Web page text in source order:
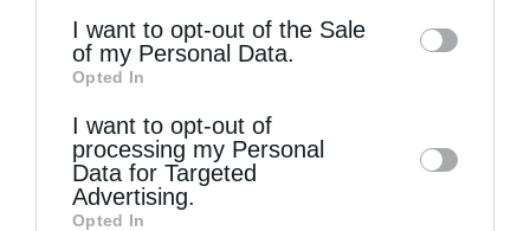
information may also be disclosed by us to
third parties on theIAB’s List of
Downstream Participants
disclose it to other third parties.
I want to opt-out of the Sale
of my Personal Data.
Opted In
I want to opt-out of
processing my Personal
Data for Targeted
Advertising.
Opted In
Τελευταία άρθρα
Η LEROY MERLIN στηρίζει τον Ελληνικό Ερυθρό
Σταυρό με δωρεά επιχειρησιακού εξοπλισμού για
την αντιμετώπιση των καταστροφικών